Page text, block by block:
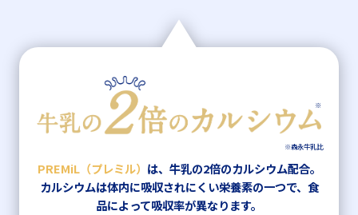
※
※森永牛乳比
PREMiL（プレミル） は、牛乳の2倍のカルシウム配合。
カルシウムは体内に吸収されにくい栄養素の一つで、 食
品によって吸収率が異なります。